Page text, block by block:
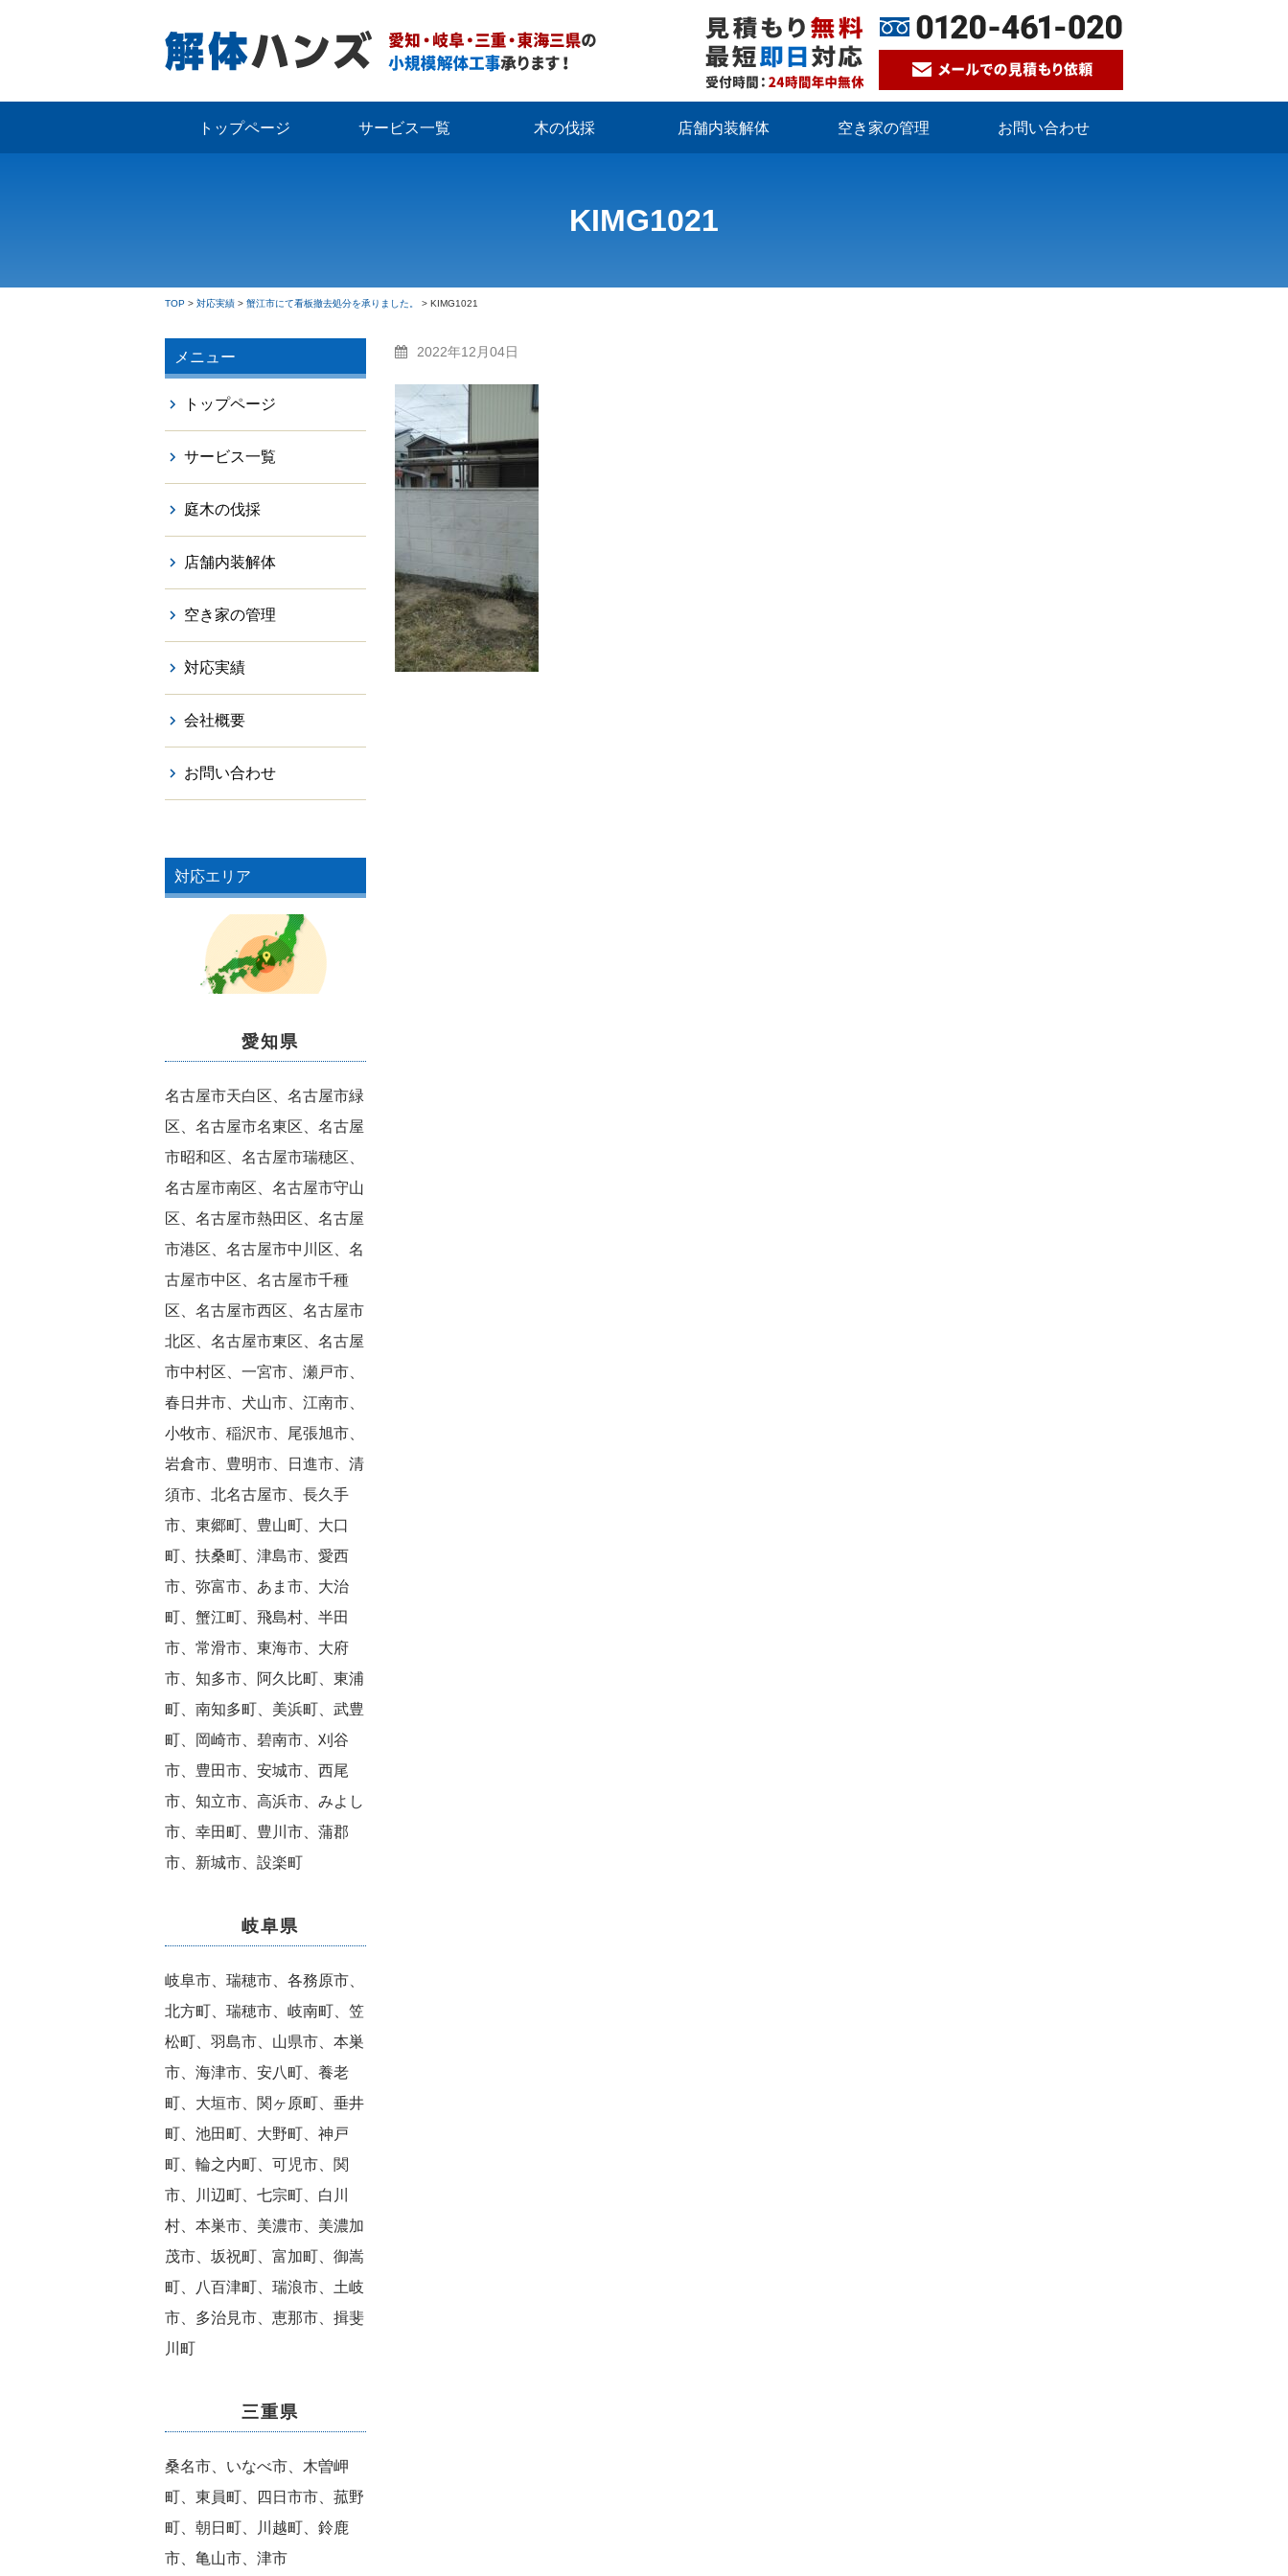
トップページ サービス一覧 木の伐採 店舗内装解体 空き家の管理 お問い合わせ
KIMG1021
TOP > 対応実績 > 蟹江市にて看板撤去処分を承りました。 > KIMG1021
2022年12月04日
メニュー
トップページ
サービス一覧
庭木の伐採
店舗内装解体
空き家の管理
対応実績
会社概要
お問い合わせ
対応エリア
愛知県
名古屋市天白区、名古屋市緑
区、名古屋市名東区、名古屋
市昭和区、名古屋市瑞穂区、
名古屋市南区、名古屋市守山
区、名古屋市熱田区、名古屋
市港区、名古屋市中川区、名
古屋市中区、名古屋市千種
区、名古屋市西区、名古屋市
北区、名古屋市東区、名古屋
市中村区、一宮市、瀬戸市、
春日井市、犬山市、江南市、
小牧市、稲沢市、尾張旭市、
岩倉市、豊明市、日進市、清
須市、北名古屋市、長久手
市、東郷町、豊山町、大口
町、扶桑町、津島市、愛西
市、弥富市、あま市、大治
町、蟹江町、飛島村、半田
市、常滑市、東海市、大府
市、知多市、阿久比町、東浦
町、南知多町、美浜町、武豊
町、岡崎市、碧南市、刈谷
市、豊田市、安城市、西尾
市、知立市、高浜市、みよし
市、幸田町、豊川市、蒲郡
市、新城市、設楽町
岐阜県
岐阜市、瑞穂市、各務原市、
北方町、瑞穂市、岐南町、笠
松町、羽島市、山県市、本巣
市、海津市、安八町、養老
町、大垣市、関ヶ原町、垂井
町、池田町、大野町、神戸
町、輪之内町、可児市、関
市、川辺町、七宗町、白川
村、本巣市、美濃市、美濃加
茂市、坂祝町、富加町、御嵩
町、八百津町、瑞浪市、土岐
市、多治見市、恵那市、揖斐
川町
三重県
桑名市、いなべ市、木曽岬
町、東員町、四日市市、菰野
町、朝日町、川越町、鈴鹿
市、亀山市、津市